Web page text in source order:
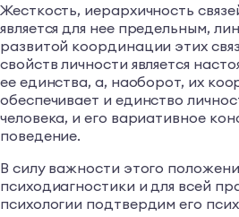
Жесткость, иерархичность
является для нее предельным,
развитой координации этих
свойств личности является
ее единства, а, наоборот, их
обеспечивает и единство
человека, и его вариативное
поведение.
В силу важности этого
психодиагностики и для всей
психологии подтвердим его